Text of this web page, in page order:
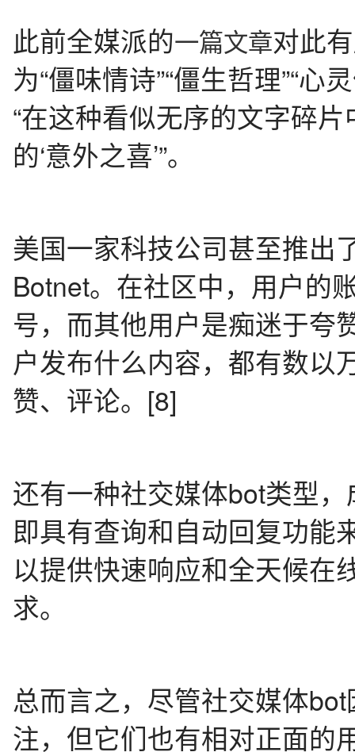
此前全媒派的一篇文章对此
为“僵味情诗”“僵生哲理”“心
“在这种看似无序的文字碎
的‘意外之喜’”。
美国一家科技公司甚至推出
Botnet。在社区中，用户的
号，而其他用户是痴迷于夸
户发布什么内容，都有数以
赞、评论。[8]
还有一种社交媒体bot类型
即具有查询和自动回复功能
以提供快速响应和全天候在
求。
总而言之，尽管社交媒体
注，但它们也有相对正面的